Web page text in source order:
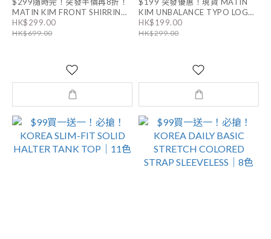
$299隨時完！突發半價再8折！
MATIN KIM FRONT SHIRRING
RIBBON MINI BAG｜3色 男女同
款
HK$299.00
HK$699.00
$199 突發優惠！現貨 MATIN
KIM UNBALANCE TYPO LOGO
CROP TOP ｜2色
HK$199.00
HK$299.00